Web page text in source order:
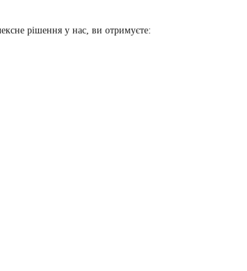
рішення у нас, ви отримуєте: